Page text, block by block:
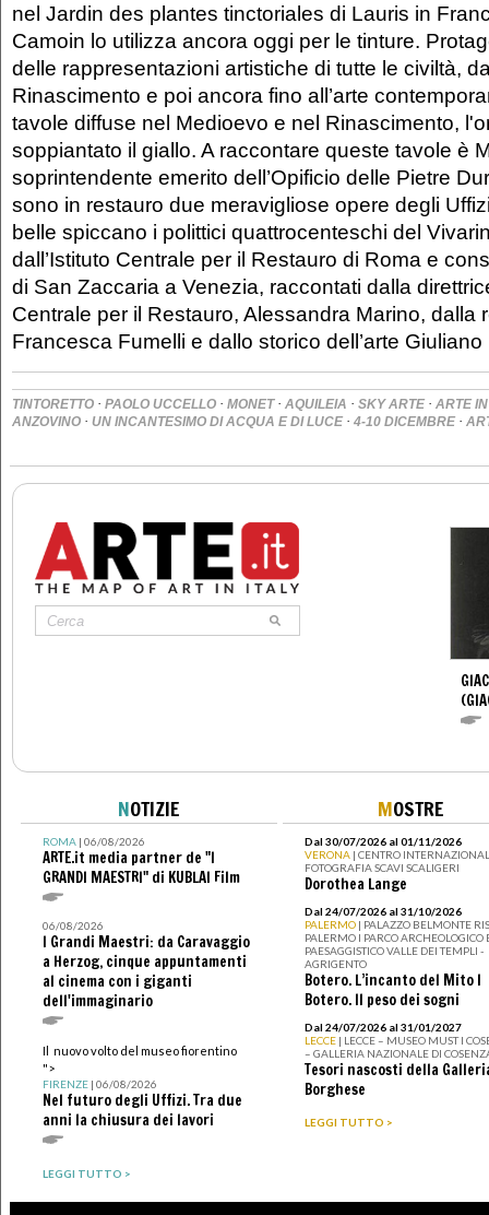
nel Jardin des plantes tinctoriales di Lauris in
Camoin lo utilizza ancora oggi per le tinture.
delle rappresentazioni artistiche di tutte le civiltà,
Rinascimento e poi ancora fino all’arte
tavole diffuse nel Medioevo e nel Rinascimento,
soppiantato il giallo. A raccontare queste tavole è
soprintendente emerito dell’Opificio delle Pietre
sono in restauro due meravigliose opere degli
belle spiccano i polittici quattrocenteschi del
dall’Istituto Centrale per il Restauro di Roma e
di San Zaccaria a Venezia, raccontati dalla
Centrale per il Restauro, Alessandra Marino, dalla
Francesca Fumelli e dallo storico dell’arte Giuliano
TINTORETTO · PAOLO UCCELLO · MONET· AQUILEIA · SKY ARTE · ARTE
ANZOVINO · UN INCANTESIMO DI ACQUA E DI LUCE · 4-10 DICEMBRE ·
NOTIZIE
ROMA| 06/08/2026
ARTE.it media partner de "I
GRANDI MAESTRI" di KUBLAI Film
06/08/2026
I Grandi Maestri: da Caravaggio
a Herzog, cinque appuntamenti
al cinema con i giganti
dell'immaginario
Il nuovo volto del museo fiorentino
">
FIRENZE| 06/08/2026
Nel futuro degli Uffizi. Tra due
anni la chiusura dei lavori
LEGGI TUTTO >
MOSTRE
Dal 30/07/2026 al 01/11/2026
VERONA | CENTRO
FOTOGRAFIA SCAVI SCALIGERI
Dorothea Lange
Dal 24/07/2026 al 31/10/2026
PALERMO | PALAZZO BELMONTE
PALERMO I PARCO ARCHEOLOGICO
PAESAGGISTICO VALLE DEI TEMPLI -
AGRIGENTO
Botero. L’incanto del Mito I
Botero. Il peso dei sogni
Dal 24/07/2026 al 31/01/2027
LECCE | LECCE – MUSEO MUST I
– GALLERIA NAZIONALE DI
Tesori nascosti della
Borghese
LEGGI TUTTO >